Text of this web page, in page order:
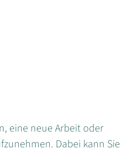
eine neue Arbeit oder
Dabei kann Sie